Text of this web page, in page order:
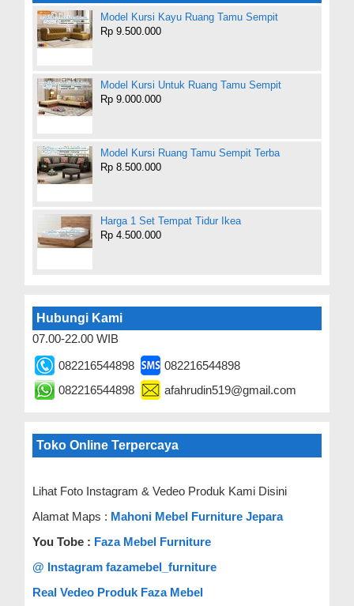
Model Kursi Kayu Ruang Tamu Sempit
Rp 9.500.000
Model Kursi Untuk Ruang Tamu Sempit
Rp 9.000.000
Model Kursi Ruang Tamu Sempit Terba
Rp 8.500.000
Harga 1 Set Tempat Tidur Ikea
Rp 4.500.000
Hubungi Kami
07.00-22.00 WIB
082216544898
082216544898
082216544898
afahrudin519@gmail.com
Toko Online Terpercaya
Lihat Foto Instagram & Vedeo Produk Kami Disini
Alamat Maps : Mahoni Mebel Furniture Jepara
You Tobe : Faza Mebel Furniture
@ Instagram fazamebel_furniture
Real Vedeo Produk Faza Mebel